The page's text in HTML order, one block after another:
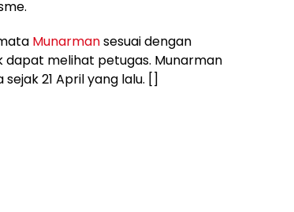
Munarmansesuai dengan
melihat petugas. Munarman
21 April yang lalu. []